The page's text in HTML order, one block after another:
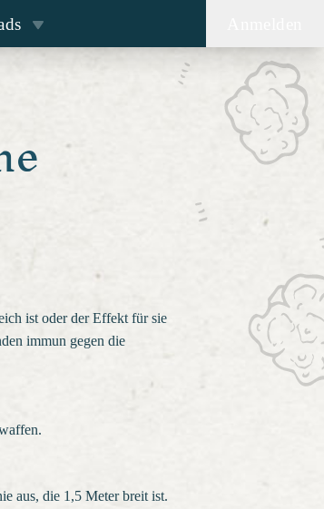
ist oder der Effekt für sie
immun gegen die
aus, die 1,5 Meter breit ist.